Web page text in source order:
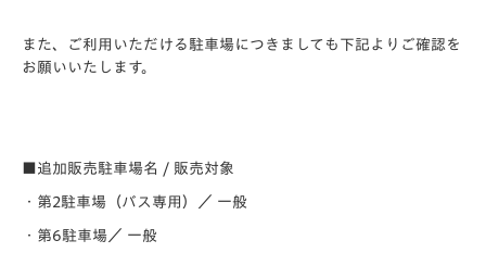
また、ご利用いただける駐車場につきましても下記よりご確認を
お願いいたします。
■追加販売駐車場名 / 販売対象
・第2駐車場（バス専用）／ 一般
・第6駐車場／ 一般